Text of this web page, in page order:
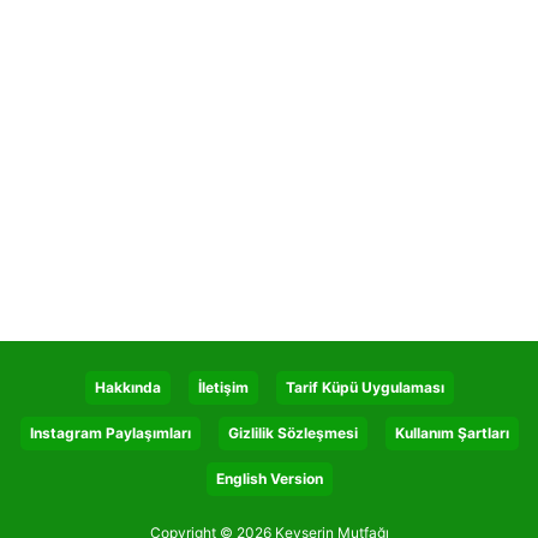
Hakkında İletişim Tarif Küpü Uygulaması
Instagram Paylaşımları Gizlilik Sözleşmesi Kullanım Şartları
English Version
Copyright © 2026 Kevserin Mutfağı